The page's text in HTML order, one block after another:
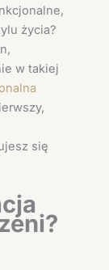
życia?
w takiej
się